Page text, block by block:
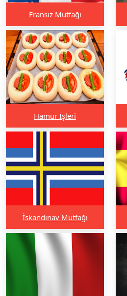
Fransız Mutfağı
Hamur İşleri
İskandinav Mutfağı